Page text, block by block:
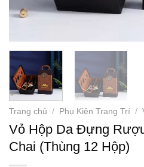
Trang chủ / Phụ Kiện Trang Trí /
Vỏ Hộp Da Đựng
Chai (Thùng 12 Hộp)